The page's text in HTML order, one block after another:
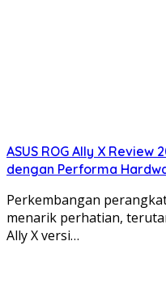
ASUS ROG Ally X
dengan Performa
Perkembangan
menarik perhatian,
Ally X versi…